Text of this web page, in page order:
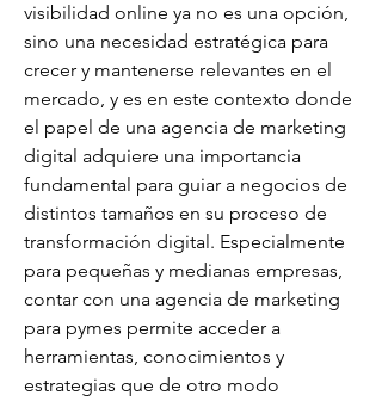
visibilidad online ya no es una opción,
sino una necesidad estratégica para
crecer y mantenerse relevantes en el
mercado, y es en este contexto donde
el papel de una agencia de marketing
digital adquiere una importancia
fundamental para guiar a negocios de
distintos tamaños en su proceso de
transformación digital. Especialmente
para pequeñas y medianas empresas,
contar con una agencia de marketing
para pymes permite acceder a
herramientas, conocimientos y
estrategias que de otro modo